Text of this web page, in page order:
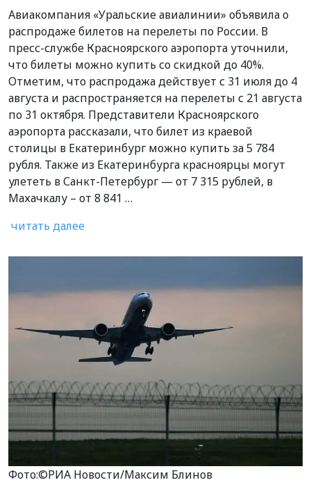
Авиакомпания «Уральские авиалинии» объявила о
распродаже билетов на перелеты по России. В
пресс-службе Красноярского аэропорта уточнили,
что билеты можно купить со скидкой до 40%.
Отметим, что распродажа действует с 31 июля до 4
августа и распространяется на перелеты с 21 августа
по 31 октября. Представители Красноярского
аэропорта рассказали, что билет из краевой
столицы в Екатеринбург можно купить за 5 784
рубля. Также из Екатеринбурга красноярцы могут
улететь в Санкт-Петербург — от 7 315 рублей, в
Махачкалу – от 8 841 …
читать далее
Фото:©РИА Новости/Максим Блинов